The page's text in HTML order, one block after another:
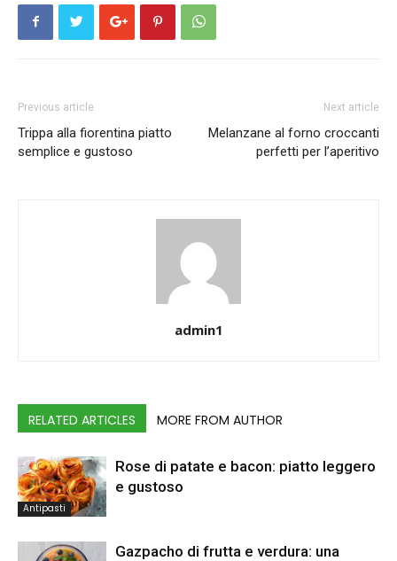
Previous article
Trippa alla fiorentina piatto
semplice e gustoso
Next article
Melanzane al forno croccanti
perfetti per l’aperitivo
admin1
RELATED ARTICLES MORE FROM AUTHOR
Antipasti
Rose di patate e bacon: piatto leggero
e gustoso
Gazpacho di frutta e verdura: una